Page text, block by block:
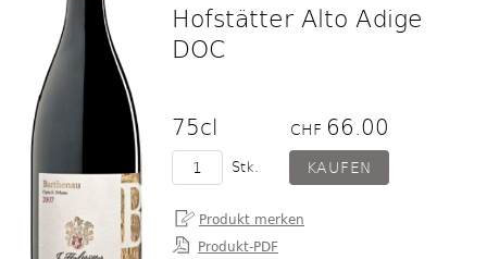
Hofstätter Alto Adige
DOC
75cl CHF 66.00
Stk.
Produkt-PDF